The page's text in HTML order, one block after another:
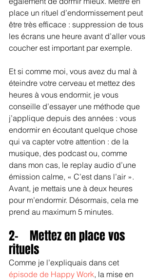
place un rituel d’endormissement peut
être très efficace : suppression de tous
les écrans une heure avant d’aller vous
coucher est important par exemple.
Et si comme moi, vous avez du mal à
éteindre votre cerveau et mettez des
heures à vous endormir, je vous
conseille d’essayer une méthode que
j’applique depuis des années : vous
endormir en écoutant quelque chose
qui va capter votre attention : de la
musique, des podcast ou, comme
dans mon cas, le replay audio d’une
émission calme, « C’est dans l’air ».
Avant, je mettais une à deux heures
pour m’endormir. Désormais, cela me
prend au maximum 5 minutes.
2-    Mettez en place vos
rituels
Comme je l’expliquais dans cet
épisode de Happy Work, la mise en